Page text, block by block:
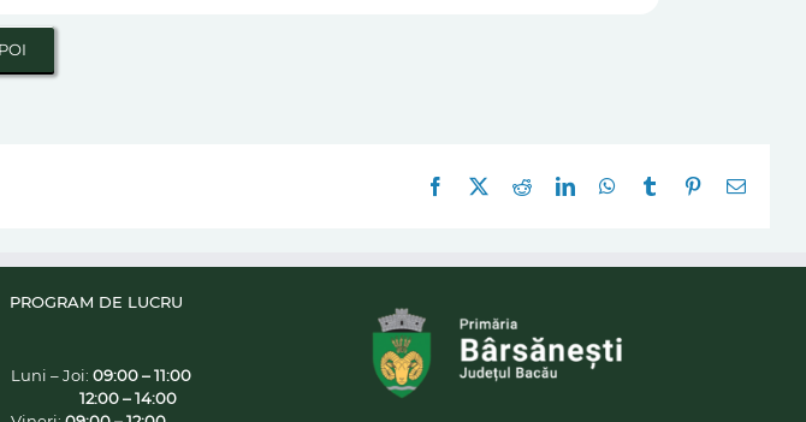
Facebook RedditLinkedInWhatsApp
Tumblr Pinterest
E-
PROGRAM DE LUCRU
Luni – Joi: 09:00 – 11:00
12:00 – 14:00